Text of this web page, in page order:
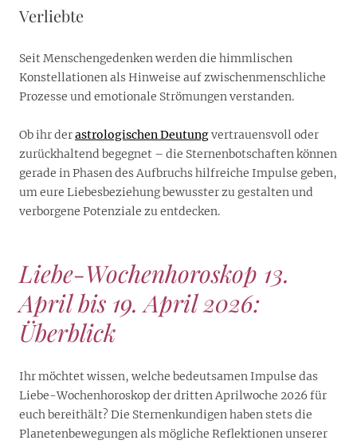
Verliebte
Seit Menschengedenken werden die himmlischen
Konstellationen als Hinweise auf zwischenmenschliche
Prozesse und emotionale Strömungen verstanden.
Ob ihr derastrologischen Deutungvertrauensvoll oder
zurückhaltend begegnet – die Sternenbotschaften können
gerade in Phasen des Aufbruchs hilfreiche Impulse geben,
um eure Liebesbeziehung bewusster zu gestalten und
verborgene Potenziale zu entdecken.
Liebe-Wochenhoroskop 13.
April bis 19. April 2026:
Überblick
Ihr möchtet wissen, welche bedeutsamen Impulse das
Liebe-Wochenhoroskop der dritten Aprilwoche 2026 für
euch bereithält? Die Sternenkundigen haben stets die
Planetenbewegungen als mögliche Reflektionen unserer